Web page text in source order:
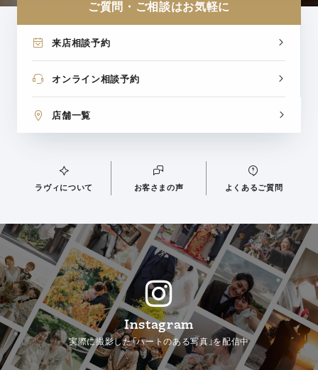
ご質問・ご相談はお気軽に
来店相談予約
オンライン相談予約
店舗一覧
ラヴィについて お客さまの声 よくあるご質問
Instagram
実際に撮影した「ハートのある写真」を配信中